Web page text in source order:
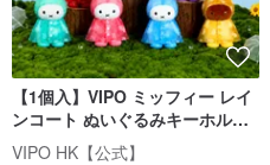
【1個入】VIPO ミッフィー レイ
ンコート ぬいぐるみキーホルダ
ー | ブラインドボックス(全7種)
VIPO HK【公式】